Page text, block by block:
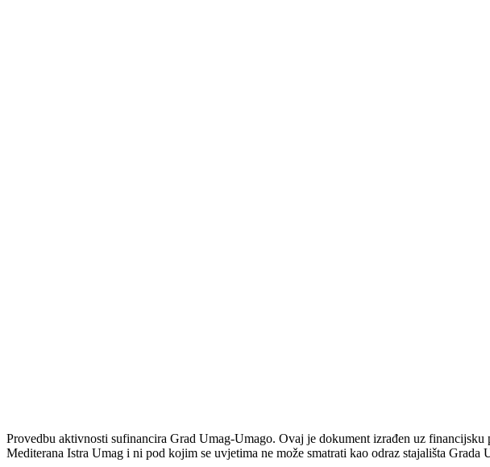
Provedbu aktivnosti sufinancira Grad Umag-Umago. Ovaj je dokument izrađen uz
Mediterana Istra Umag i ni pod kojim se uvjetima ne može smatrati kao odraz stajališta Grada